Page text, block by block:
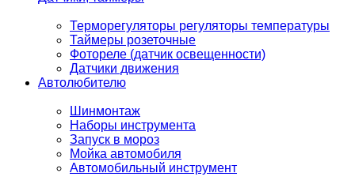
Терморегуляторы регуляторы температуры
Таймеры розеточные
Фотореле (датчик освещенности)
Датчики движения
Автолюбителю
Шинмонтаж
Наборы инструмента
Запуск в мороз
Мойка автомобиля
Автомобильный инструмент